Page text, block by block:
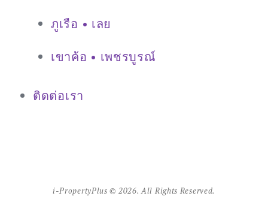
ภูเรือ • เลย
เขาค้อ • เพชรบูรณ์
ติดต่อเรา
i-PropertyPlus © 2026. All Rights Reserved.